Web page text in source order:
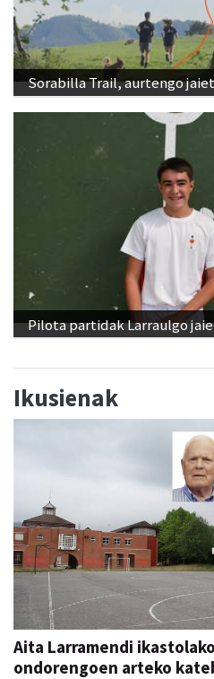
Sorabilla Trail, aurtengo
Pilota partidak Larraulgo
Ikusienak
Aita Larramendi
ondorengoen arteko